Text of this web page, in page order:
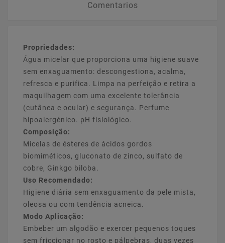
Comentarios
Propriedades:
Água micelar que proporciona uma higiene suave
sem enxaguamento: descongestiona, acalma,
refresca e purifica. Limpa na perfeição e retira a
maquilhagem com uma excelente tolerância
(cutânea e ocular) e segurança. Perfume
hipoalergénico. pH fisiológico.
Composição:
Micelas de ésteres de ácidos gordos
biomiméticos, gluconato de zinco, sulfato de
cobre, Ginkgo biloba.
Uso Recomendado:
Higiene diária sem enxaguamento da pele mista,
oleosa ou com tendência acneica.
Modo Aplicação:
Embeber um algodão e exercer pequenos toques
sem friccionar no rosto e pálpebras, duas vezes